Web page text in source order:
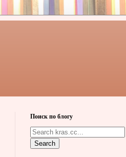
Поиск по блогу
Search